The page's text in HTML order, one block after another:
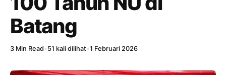
Batang
3 Min Read • 51 kali dilihat•1 Februari 2026